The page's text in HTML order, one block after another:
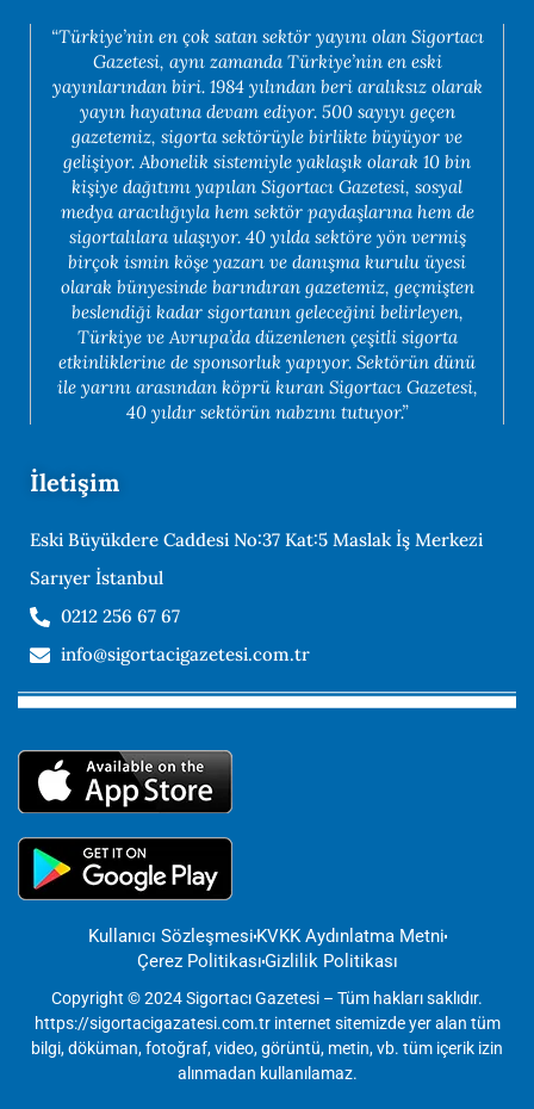
“Türkiye’nin en çok satan sektör yayını olan Sigortacı
Gazetesi, aynı zamanda Türkiye’nin en eski
yayınlarından biri. 1984 yılından beri aralıksız olarak
yayın hayatına devam ediyor. 500 sayıyı geçen
gazetemiz, sigorta sektörüyle birlikte büyüyor ve
gelişiyor. Abonelik sistemiyle yaklaşık olarak 10 bin
kişiye dağıtımı yapılan Sigortacı Gazetesi, sosyal
medya aracılığıyla hem sektör paydaşlarına hem de
sigortalılara ulaşıyor. 40 yılda sektöre yön vermiş
birçok ismin köşe yazarı ve danışma kurulu üyesi
olarak bünyesinde barındıran gazetemiz, geçmişten
beslendiği kadar sigortanın geleceğini belirleyen,
Türkiye ve Avrupa’da düzenlenen çeşitli sigorta
etkinliklerine de sponsorluk yapıyor. Sektörün dünü
ile yarını arasından köprü kuran Sigortacı Gazetesi,
40 yıldır sektörün nabzını tutuyor.”
İletişim
Eski Büyükdere Caddesi No:37 Kat:5 Maslak İş Merkezi
Sarıyer İstanbul
0212 256 67 67
info@sigortacigazetesi.com.tr
Kullanıcı SözleşmesiKVKK Aydınlatma Metni
Çerez PolitikasıGizlilik Politikası
Copyright © 2024 Sigortacı Gazetesi – Tüm hakları saklıdır.
https://sigortacigazatesi.com.tr internet sitemizde yer alan tüm
bilgi, döküman, fotoğraf, video, görüntü, metin, vb. tüm içerik izin
alınmadan kullanılamaz.